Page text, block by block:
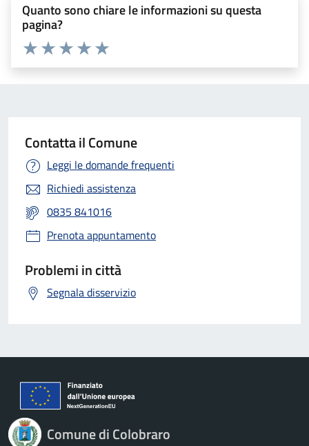
Quanto sono chiare le informazioni su questa
pagina?
Valuta 5 stelle su 5
Valuta 4 stelle su 5
Valuta 3 stelle su 5
Valuta 2 stelle su 5
Valuta 1 stelle su 5
Contatta il Comune
Leggi le domande frequenti
Richiedi assistenza
0835 841016
Prenota appuntamento
Problemi in città
Segnala disservizio
Comune di Colobraro